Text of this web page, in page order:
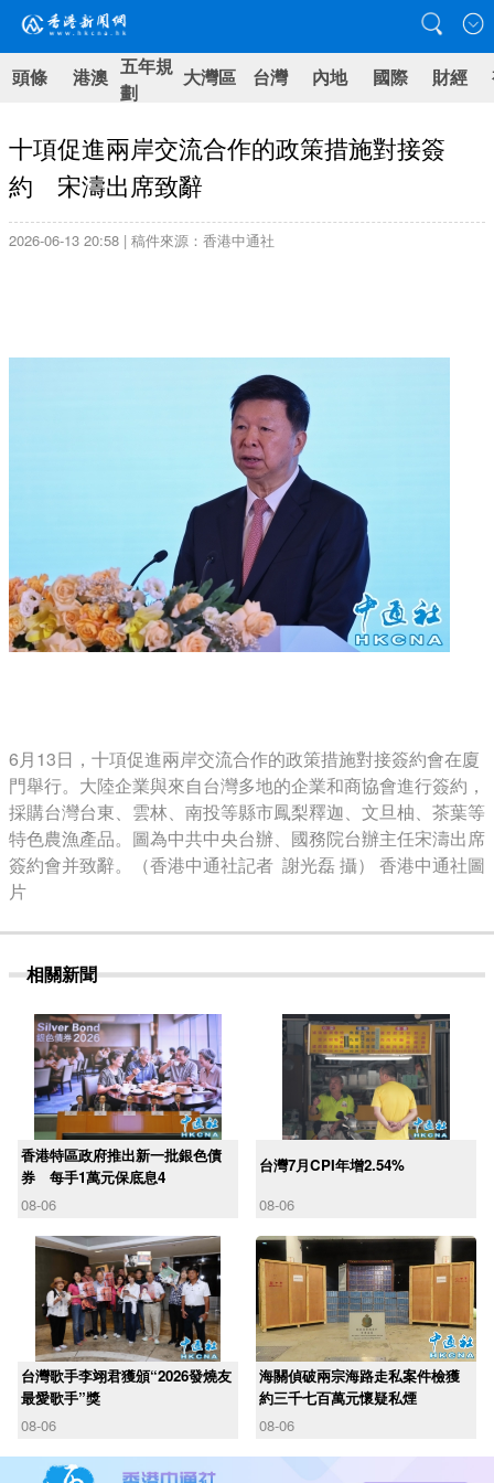
頭條 港澳 五年規
劃
大灣區 台灣 內地 國際 財經
十項促進兩岸交流合作的政策措施對接簽
約 宋濤出席致辭
2026-06-13 20:58 | 稿件來源：香港中通社
6月13日，十項促進兩岸交流合作的政策措施對接簽約會在廈
門舉行。大陸企業與來自台灣多地的企業和商協會進行簽約，
採購台灣台東、雲林、南投等縣市鳳梨釋迦、文旦柚、茶葉等
特色農漁產品。圖為中共中央台辦、國務院台辦主任宋濤出席
簽約會并致辭。（香港中通社記者 謝光磊 攝） 香港中通社圖
片
相關新聞
香港特區政府推出新一批銀色債
券 每手1萬元保底息4
08-06
台灣7月CPI年增2.54%
08-06
台灣歌手李翊君獲頒“2026發燒友
最愛歌手”獎
08-06
海關偵破兩宗海路走私案件檢獲
約三千七百萬元懷疑私煙
08-06